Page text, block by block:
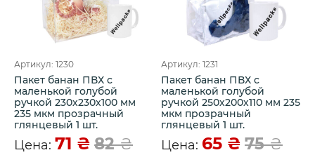
Артикул: 1230
Пакет банан ПВХ с
маленькой голубой
ручкой 230х230х100 мм
235 мкм прозрачный
глянцевый 1 шт.
Цена: 71 ₴ 82₴
Артикул: 1231
Пакет банан ПВХ с
маленькой голубой
ручкой 250х200х110 мм 235
мкм прозрачный
глянцевый 1 шт.
Цена: 65 ₴ 75₴